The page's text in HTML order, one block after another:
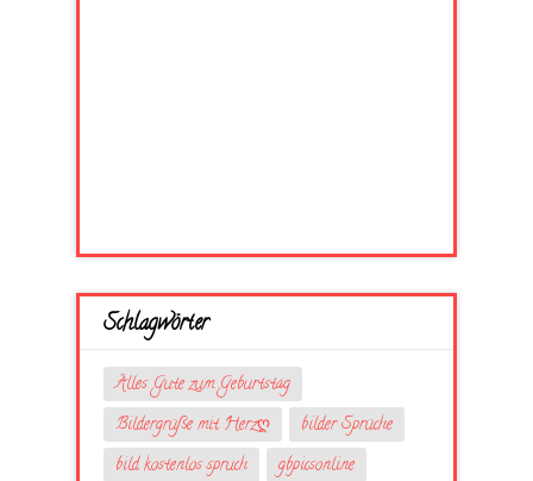
Schlagwörter
Alles Gute zum Geburtstag
Bildergrüße mit Herzღ
bilder Sprüche
bild kostenlos spruch
gbpicsonline